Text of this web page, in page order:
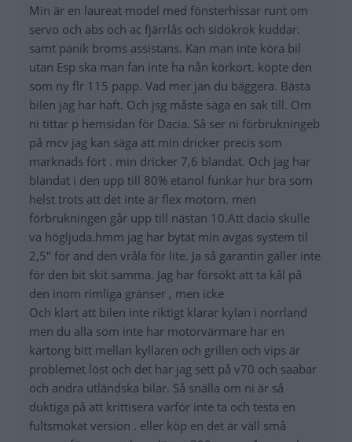
Min är en laureat model med fönsterhissar runt om
servo och abs och ac fjärrlås och sidokrok kuddar.
samt panik broms assistans. Kan man inte köra bil
utan Esp ska man fan inte ha nån körkort. köpte den
som ny flr 115 papp. Vad mer jan du bäggera. Bästa
bilen jag har haft. Och jsg måste säga en sak till. Om
ni tittar p hemsidan för Dacia. Så ser ni förbrukningeb
på mcv jag kan säga att min dricker precis som
marknads fört . min dricker 7,6 blandat. Och jag har
blandat i den upp till 80% etanol funkar hur bra som
helst trots att det inte är flex motorn. men
förbrukningen går upp till nästan 10.Att dacia skulle
va högljuda.hmm jag har bytat min avgas system til
2,5" för and den vråla för lite. Ja så garantin gäller inte
för den bit skit samma. Jag har försökt att ta kål på
den inom rimliga gränser , men icke
Och klart att bilen inte riktigt klarar kylan i norrland
men du alla som inte har motorvärmare har en
kartong bitt mellan kyllaren och grillen och vips är
problemet löst och det har jag sett på v70 och saabar
och andra utländska bilar. Så snälla om ni är så
duktiga på att krittisera varför inte ta och testa en
fultsmokat version . eller köp en det är väll små